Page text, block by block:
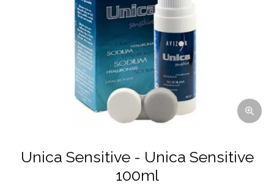
Unica Sensitive - Unica Sensitive
100ml